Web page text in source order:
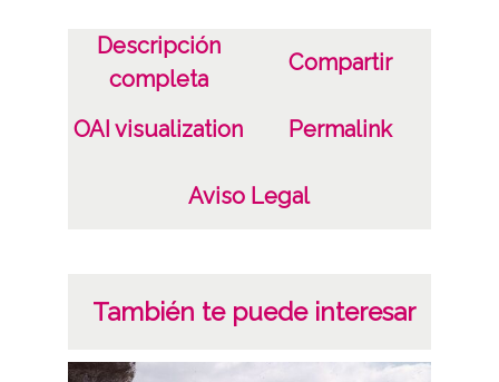
Descripción
completa
Compartir
OAI visualization Permalink
Aviso Legal
También te puede interesar